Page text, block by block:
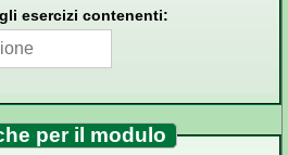
esercizi contenenti:
per il modulo